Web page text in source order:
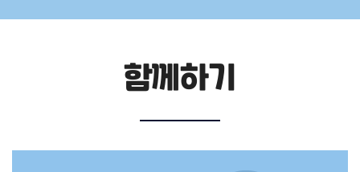
함께하기